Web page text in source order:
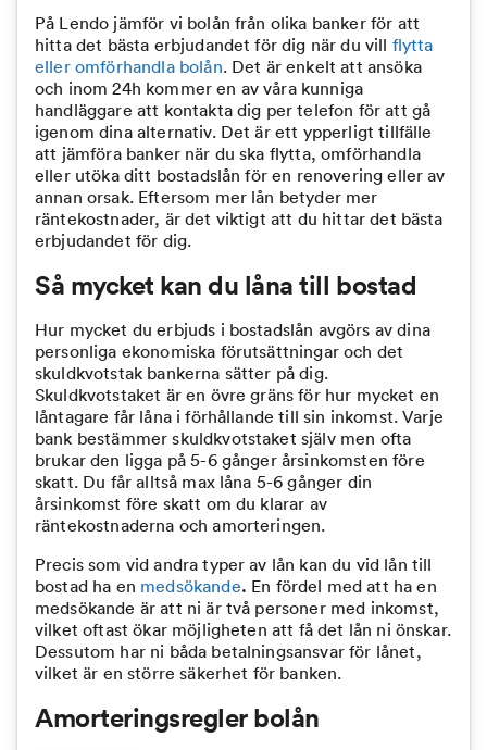
På Lendo jämför vi bolån från olika banker för att
hitta det bästa erbjudandet för dig när du vill flytta
eller omförhandla bolån. Det är enkelt att ansöka
och inom 24h kommer en av våra kunniga
handläggare att kontakta dig per telefon för att gå
igenom dina alternativ. Det är ett ypperligt tillfälle
att jämföra banker när du ska flytta, omförhandla
eller utöka ditt bostadslån för en renovering eller av
annan orsak. Eftersom mer lån betyder mer
räntekostnader, är det viktigt att du hittar det bästa
erbjudandet för dig.
Så mycket kan du låna till bostad
Hur mycket du erbjuds i bostadslån avgörs av dina
personliga ekonomiska förutsättningar och det
skuldkvotstak bankerna sätter på dig.
Skuldkvotstaket är en övre gräns för hur mycket en
låntagare får låna i förhållande till sin inkomst. Varje
bank bestämmer skuldkvotstaket själv men ofta
brukar den ligga på 5-6 gånger årsinkomsten före
skatt. Du får alltså max låna 5-6 gånger din
årsinkomst före skatt om du klarar av
räntekostnaderna och amorteringen.
Precis som vid andra typer av lån kan du vid lån till
bostad ha en medsökande. En fördel med att ha en
medsökande är att ni är två personer med inkomst,
vilket oftast ökar möjligheten att få det lån ni önskar.
Dessutom har ni båda betalningsansvar för lånet,
vilket är en större säkerhet för banken.
Amorteringsregler bolån